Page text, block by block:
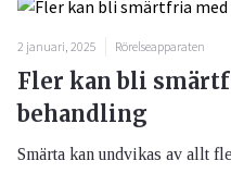
2 januari, 2025 Rörelseapparaten
Fler kan bli
behandling
Smärta kan undvikas av allt